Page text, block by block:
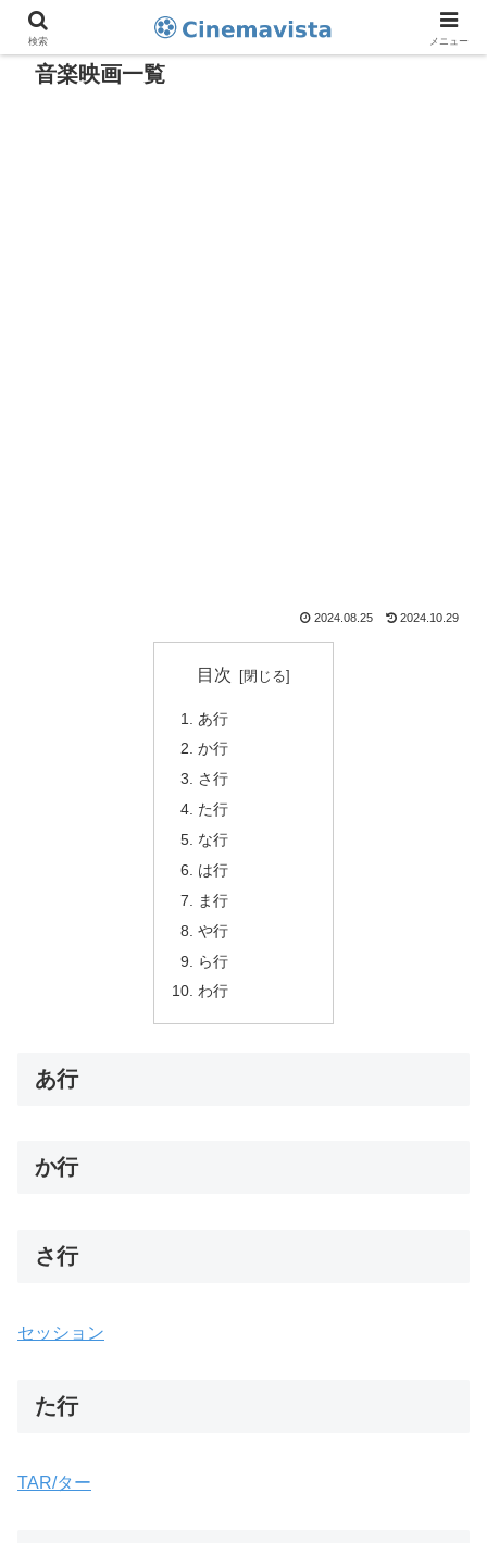
音楽映画一覧
2024.08.25 2024.10.29
目次
あ行
か行
さ行
た行
な行
は行
ま行
や行
ら行
わ行
あ行
か行
さ行
セッション
た行
TAR/ター
検索 メニュー